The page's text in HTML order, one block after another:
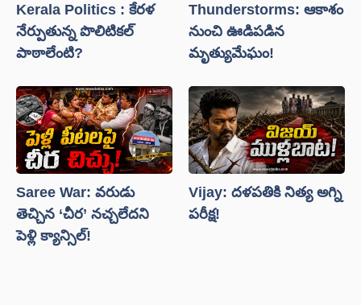
Kerala Politics : కేరళ
నేర్పుతున్న పొలిటికల్
పాఠాలేంటి?
Thunderstorms: ఆకాశం
నుంచి ఊడిపడిన
మృత్యుమేఘం!
Saree War: వరుడు
తెచ్చిన ‘చీర’ నచ్చలేదని
పెళ్లి క్యాన్సిల్!
Vijay: దళపతికి నిత్య అగ్ని
పరీక్ష!